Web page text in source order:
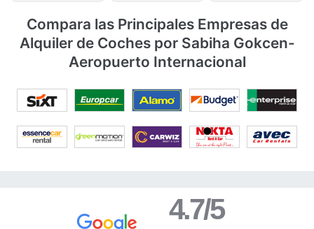
Compara las Principales Empresas de
Alquiler de Coches por Sabiha Gokcen-
Aeropuerto Internacional
4.7/5